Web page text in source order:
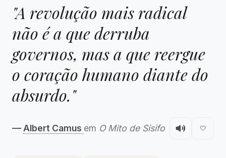
"A revolução mais radical
não é a que derruba
governos, mas a que reergue
o coração humano diante do
absurdo."
— Albert Camus em O Mito de Sísifo 🤍